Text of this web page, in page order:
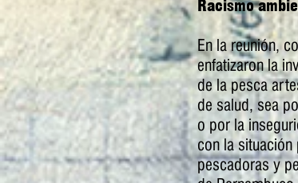
Racismo
En la reunión,
enfatizaron la
de la pesca
de salud, sea
o por la
con la
pescadoras y